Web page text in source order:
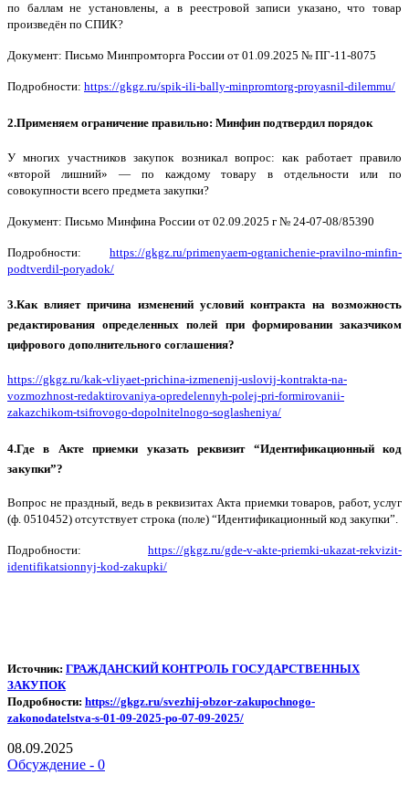
по баллам не установлены, а в реестровой записи указано, что товар
произведён по СПИК?
Документ: Письмо Минпромторга России от 01.09.2025 № ПГ-11-8075
Подробности: https://gkgz.ru/spik-ili-bally-minpromtorg-proyasnil-dilemmu/
2.Применяем ограничение правильно: Минфин подтвердил порядок
У многих участников закупок возникал вопрос: как работает правило
«второй лишний» — по каждому товару в отдельности или по
совокупности всего предмета закупки?
Документ: Письмо Минфина России от 02.09.2025 г № 24-07-08/85390
Подробности: https://gkgz.ru/primenyaem-ogranichenie-pravilno-minfin-
podtverdil-poryadok/
3.Как влияет причина изменений условий контракта на возможность
редактирования определенных полей при формировании заказчиком
цифрового дополнительного соглашения?
https://gkgz.ru/kak-vliyaet-prichina-izmenenij-uslovij-kontrakta-na-
vozmozhnost-redaktirovaniya-opredelennyh-polej-pri-formirovanii-
zakazchikom-tsifrovogo-dopolnitelnogo-soglasheniya/
4.Где в Акте приемки указать реквизит “Идентификационный код
закупки”?
Вопрос не праздный, ведь в реквизитах Акта приемки товаров, работ, услуг
(ф. 0510452) отсутствует строка (поле) “Идентификационный код закупки”.
Подробности: https://gkgz.ru/gde-v-akte-priemki-ukazat-rekvizit-
identifikatsionnyj-kod-zakupki/
Источник: ГРАЖДАНСКИЙ КОНТРОЛЬ ГОСУДАРСТВЕННЫХ
ЗАКУПОК
Подробности: https://gkgz.ru/svezhij-obzor-zakupochnogo-
zakonodatelstva-s-01-09-2025-po-07-09-2025/
08.09.2025
Обсуждение - 0